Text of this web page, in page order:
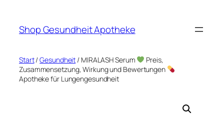
springen
Shop Gesundheit Apotheke
Start/Gesundheit / MIRALASH Serum
Preis,
Zusammensetzung, Wirkung und Bewertungen
Apotheke für Lungengesundheit